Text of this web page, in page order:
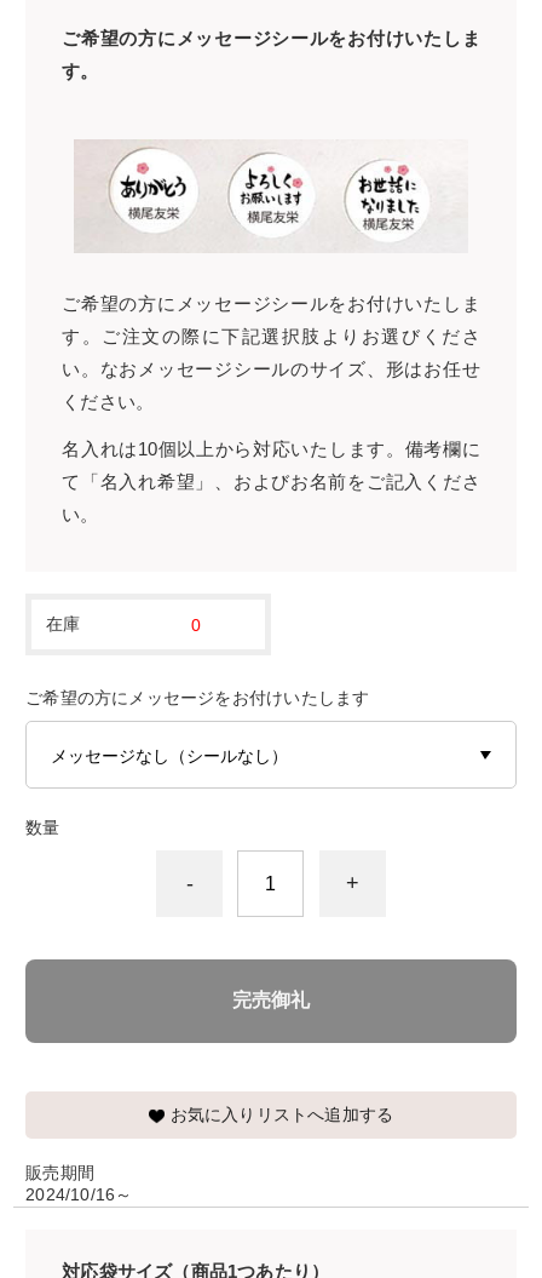
ご希望の方にメッセージシールをお付けいたしま
す。
ご希望の方にメッセージシールをお付けいたしま
す。ご注文の際に下記選択肢よりお選びくださ
い。なおメッセージシールのサイズ、形はお任せ
ください。
名入れは10個以上から対応いたします。備考欄に
て「名入れ希望」、およびお名前をご記入くださ
い。
在庫 0
ご希望の方にメッセージをお付けいたします
数量
- +
完売御礼
お気に入りリストへ追加する
販売期間
2024/10/16～
対応袋サイズ（商品1つあたり）